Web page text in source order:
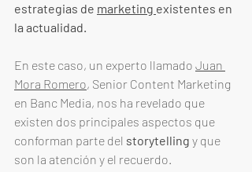
estrategias de marketing existentes en
la actualidad.
En este caso, un experto llamado Juan
Mora Romero, Senior Content Marketing
en Banc Media, nos ha revelado que
existen dos principales aspectos que
conforman parte del storytelling y que
son la atención y el recuerdo.